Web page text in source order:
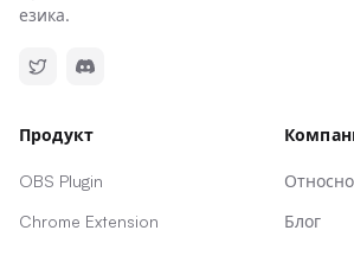
езика.
Продукт
OBS Plugin
Chrome Extension
Относно
Блог